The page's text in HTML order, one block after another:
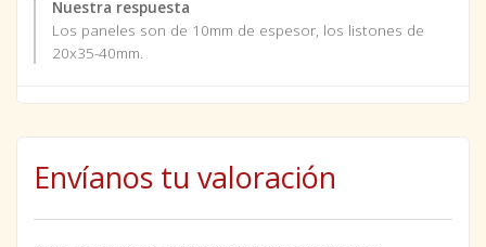
Nuestra respuesta
Los paneles son de 10mm de espesor, los listones de
20x35-40mm.
Envíanos tu valoración